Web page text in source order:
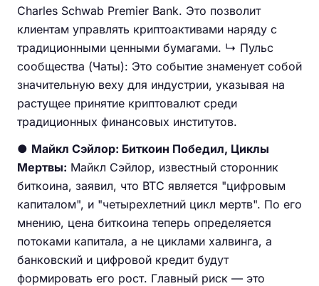
Charles Schwab Premier Bank. Это позволит
клиентам управлять криптоактивами наряду с
традиционными ценными бумагами. ↳ Пульс
сообщества (Чаты): Это событие знаменует собой
значительную веху для индустрии, указывая на
растущее принятие криптовалют среди
традиционных финансовых институтов.
● Майкл Сэйлор: Биткоин Победил, Циклы
Мертвы: Майкл Сэйлор, известный сторонник
биткоина, заявил, что BTC является "цифровым
капиталом", и "четырехлетний цикл мертв". По его
мнению, цена биткоина теперь определяется
потоками капитала, а не циклами халвинга, а
банковский и цифровой кредит будут
формировать его рост. Главный риск — это